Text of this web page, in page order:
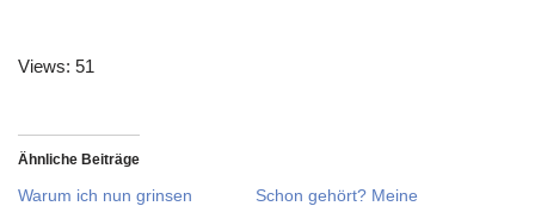
Views: 51
Ähnliche Beiträge
Warum ich nun grinsen
Schon gehört? Meine